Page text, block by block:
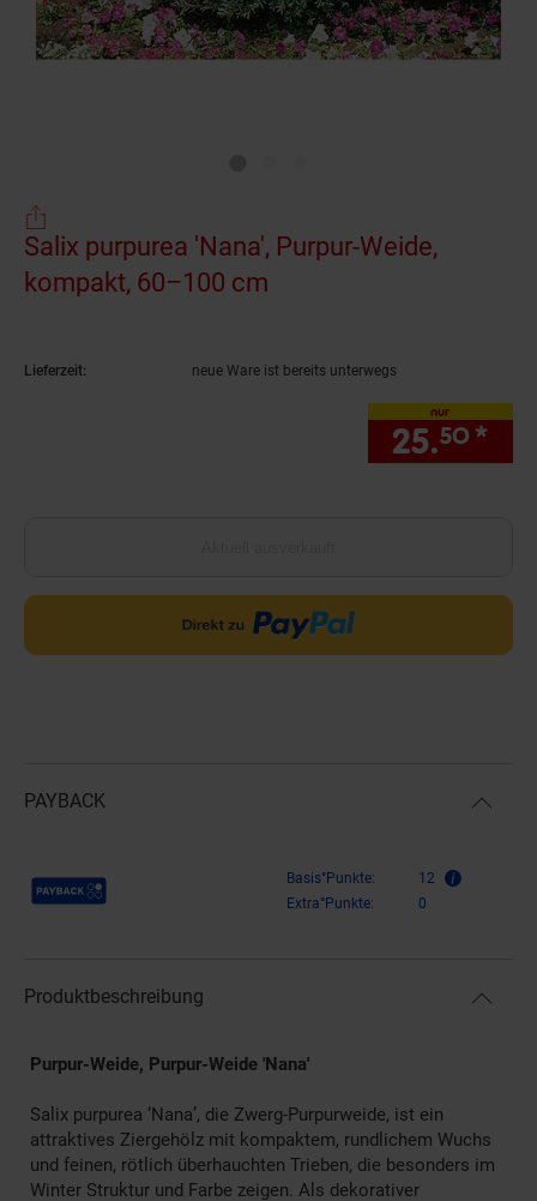
Salix purpurea 'Nana', Purpur-Weide,
kompakt, 60–100 cm
Lieferzeit: neue Ware ist bereits unterwegs
nur
25.50 *
PAYBACK
Payback Punkte Basis°Punkte:
12
Extra°Punkte:
0
Produktbeschreibung
Purpur-Weide, Purpur-Weide 'Nana'
Salix purpurea ‘Nana’, die Zwerg-Purpurweide, ist ein
attraktives Ziergehölz mit kompaktem, rundlichem Wuchs
und feinen, rötlich überhauchten Trieben, die besonders im
Winter Struktur und Farbe zeigen. Als dekorativer